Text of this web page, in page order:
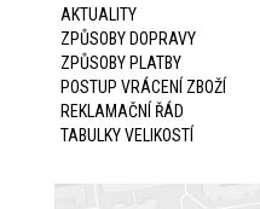
AKTUALITY
ZPŮSOBY DOPRAVY
ZPŮSOBY PLATBY
POSTUP VRÁCENÍ ZBOŽÍ
REKLAMAČNÍ ŘÁD
TABULKY VELIKOSTÍ